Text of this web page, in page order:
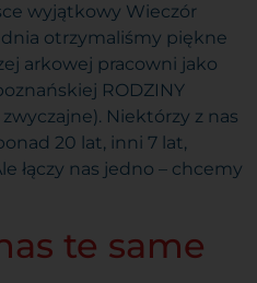
wyjątkowy Wieczór
dnia otrzymaliśmy piękne
arkowej pracowni jako
RODZINY
zwyczajne). Niektórzy z nas
20 lat, inni 7 lat,
łączy nas jedno – chcemy
te same